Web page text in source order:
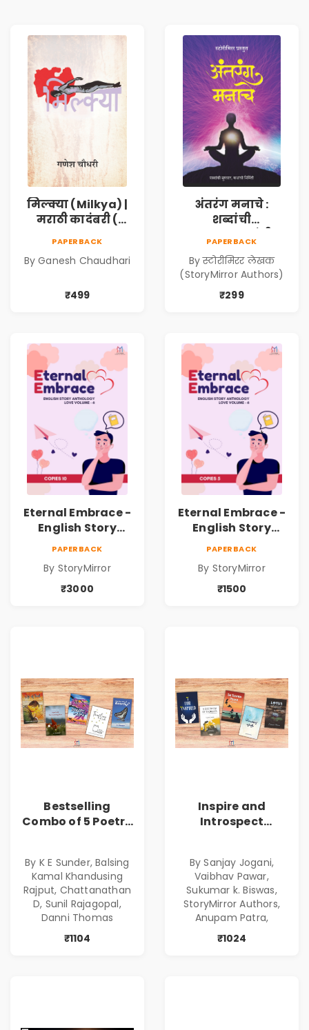
मिल्क्या (Milkya) |
मराठी कादंबरी (
PAPERBACK
By Ganesh Chaudhari
₹499
अंतरंग मनाचे :
शब्दांची
Manache :
Shabdanchi
Suruvat,
PAPERBACK
By स्टोरीमिरर लेखक
(StoryMirror Authors)
₹299
Eternal Embrace -
English Story
Anthology Love -
Copies
PAPERBACK
By StoryMirror
₹3000
Eternal Embrace -
English Story
Anthology Love -
Copies
PAPERBACK
By StoryMirror
₹1500
Bestselling
Combo of 5 Poetry
By K E Sunder, Balsing
Kamal Khandusing
Rajput, Chattanathan
D, Sunil Rajagopal,
Danni Thomas
₹1104
Inspire and
Introspect
By Sanjay Jogani,
Vaibhav Pawar,
Sukumar k. Biswas,
StoryMirror Authors,
Anupam Patra,
₹1024